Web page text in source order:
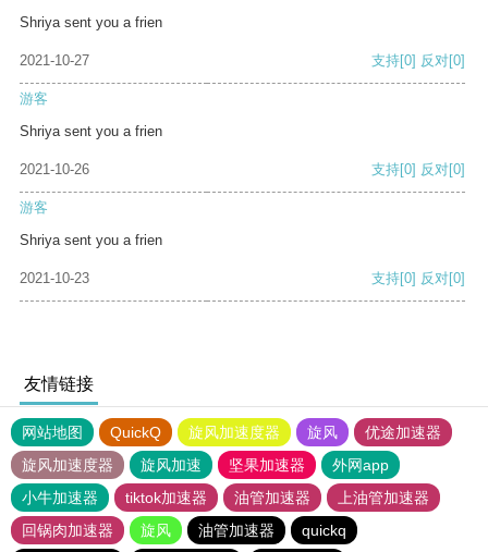
Shriya sent you a frien
2021-10-27 支持[0] 反对[0]
游客
Shriya sent you a frien
2021-10-26 支持[0] 反对[0]
游客
Shriya sent you a frien
2021-10-23 支持[0] 反对[0]
友情链接
网站地图 QuickQ 旋风加速度器 旋风
优途加速器
旋风加速度器
旋风加速 坚果加速器
外网app
小牛加速器
tiktok加速器 油管加速器
上油管加速器
回锅肉加速器
旋风 油管加速器 quickq